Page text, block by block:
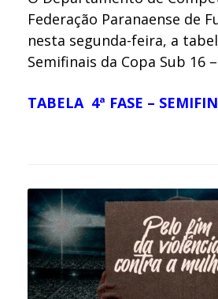
Federação Paranaense de
nesta segunda-feira, a
Semifinais da Copa Sub 16
TABELA 4ª FASE –